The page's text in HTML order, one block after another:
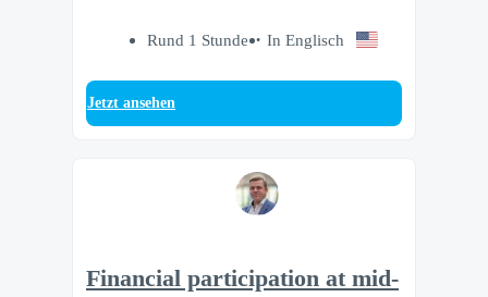
Rund 1 Stunde In Englisch
Jetzt ansehen
Financial participation at mid-